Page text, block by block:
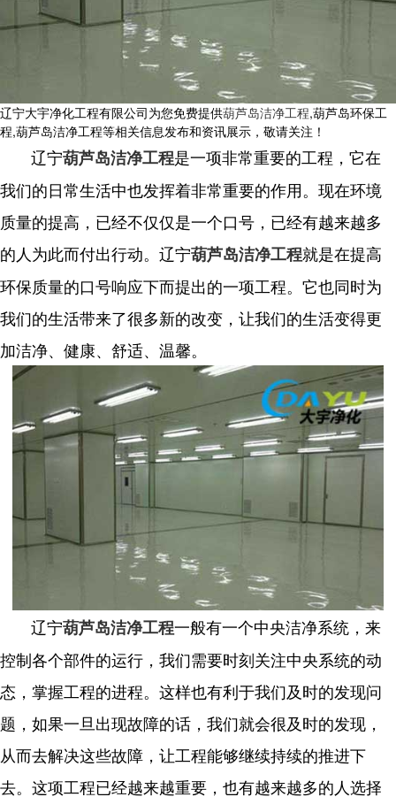
辽宁大宇净化工程有限公司为您免费提供葫芦岛洁净工程,葫芦岛环保工
程,葫芦岛洁净工程等相关信息发布和资讯展示，敬请关注！
辽宁葫芦岛洁净工程是一项非常重要的工程，它在
我们的日常生活中也发挥着非常重要的作用。现在环境
质量的提高，已经不仅仅是一个口号，已经有越来越多
的人为此而付出行动。辽宁葫芦岛洁净工程就是在提高
环保质量的口号响应下而提出的一项工程。它也同时为
我们的生活带来了很多新的改变，让我们的生活变得更
加洁净、健康、舒适、温馨。
辽宁葫芦岛洁净工程一般有一个中央洁净系统，来
控制各个部件的运行，我们需要时刻关注中央系统的动
态，掌握工程的进程。这样也有利于我们及时的发现问
题，如果一旦出现故障的话，我们就会很及时的发现，
从而去解决这些故障，让工程能够继续持续的推进下
去。这项工程已经越来越重要，也有越来越多的人选择